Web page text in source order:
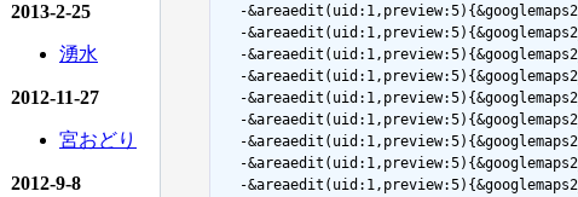
2013-2-25
湧水
2012-11-27
宮おどり
2012-9-8
-
-
-
-
-
-
-
-
-